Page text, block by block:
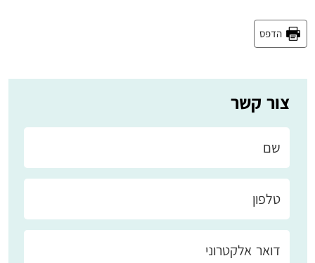
צור קשר
הדפס